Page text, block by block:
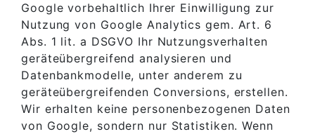
Google vorbehaltlich Ihrer Einwilligung zur
Nutzung von Google Analytics gem. Art. 6
Abs. 1 lit. a DSGVO Ihr Nutzungsverhalten
geräteübergreifend analysieren und
Datenbankmodelle, unter anderem zu
geräteübergreifenden Conversions, erstellen.
Wir erhalten keine personenbezogenen Daten
von Google, sondern nur Statistiken. Wenn